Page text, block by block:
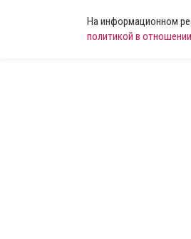
На информационном
политикой в